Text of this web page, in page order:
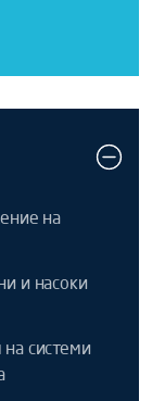
на
и насоки
системи